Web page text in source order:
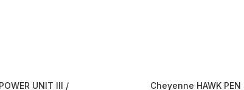
UNIT III /
Cheyenne HAWK PEN